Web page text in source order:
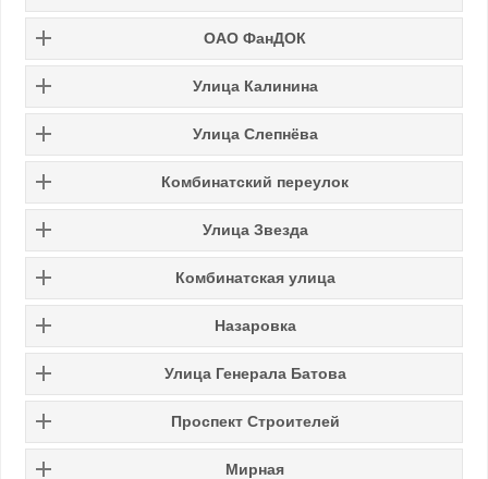
ОАО ФанДОК
Улица Калинина
Улица Слепнёва
Комбинатский переулок
Улица Звезда
Комбинатская улица
Назаровка
Улица Генерала Батова
Проспект Строителей
Мирная